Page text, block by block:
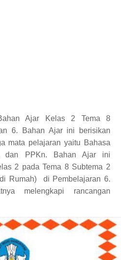
Ajar Kelas 2 Tema 8
6. Bahan Ajar ini berisikan
mata pelajaran yaitu Bahasa
dan PPKn. Bahan Ajar ini
2 pada Tema 8 Subtema 2
Rumah)
di Pembelajaran 6.
melengkapi rancangan